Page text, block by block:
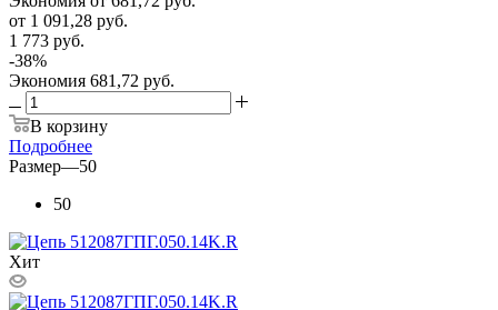
от 1 091,28 руб.
1 773 руб.
-38%
Экономия 681,72 руб.
В корзину
Подробнее
Размер—50
50
Хит